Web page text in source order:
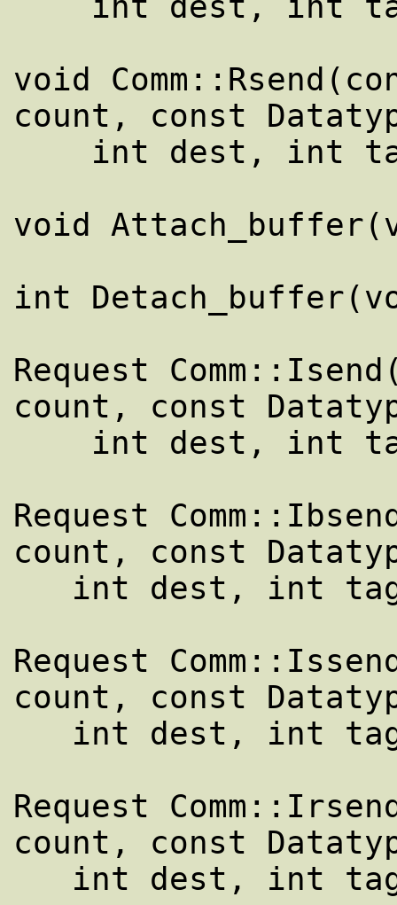
void
count, const
void
int
Request
count, const
Request
count, const
Request
count, const
Request
count, const